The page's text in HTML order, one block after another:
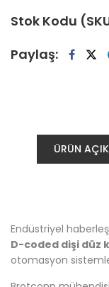
Stok Kodu
Paylaş:
ÜRÜN
Endüstriyel
D-coded dişi düz
otomasyon